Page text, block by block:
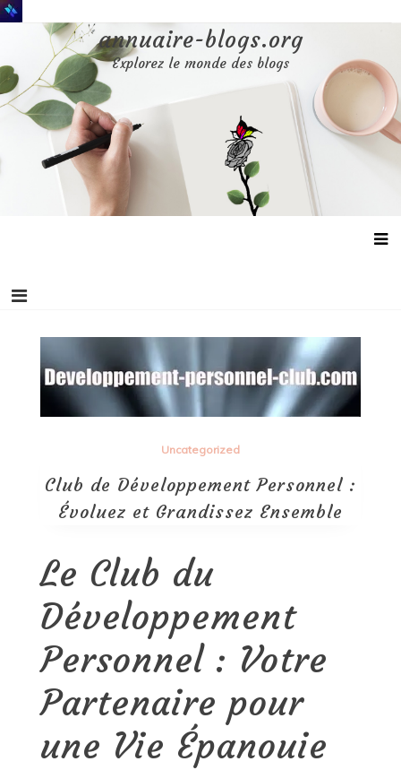
Aller
au
annuaire-blogs.org
Explorez le monde des blogs
Uncategorized
Club de Développement Personnel :
Évoluez et Grandissez Ensemble
Le Club du
Développement
Personnel : Votre
Partenaire pour
une Vie Épanouie